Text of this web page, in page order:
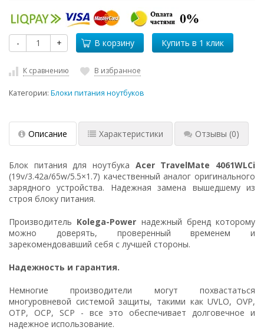
- + В корзину
К сравнению В избранное
Категории: Блоки питания ноутбуков
Описание Характеристики Отзывы (0)
Блок питания для ноутбука Acer TravelMate 4061WLCi
(19v/3.42a/65w/5.5×1.7) качественный аналог оригинального
зарядного устройства. Надежная замена вышедшему из
строя блоку питания.
Производитель Kolega-Power надежный бренд которому
можно доверять, проверенный временем и
зарекомендовавший себя с лучшей стороны.
Надежность и гарантия.
Немногие производители могут похвастаться
многуровневой системой защиты, такими как UVLO, OVP,
OTP, OCP, SCP - все это обеспечивает долговечное и
надежное использование.